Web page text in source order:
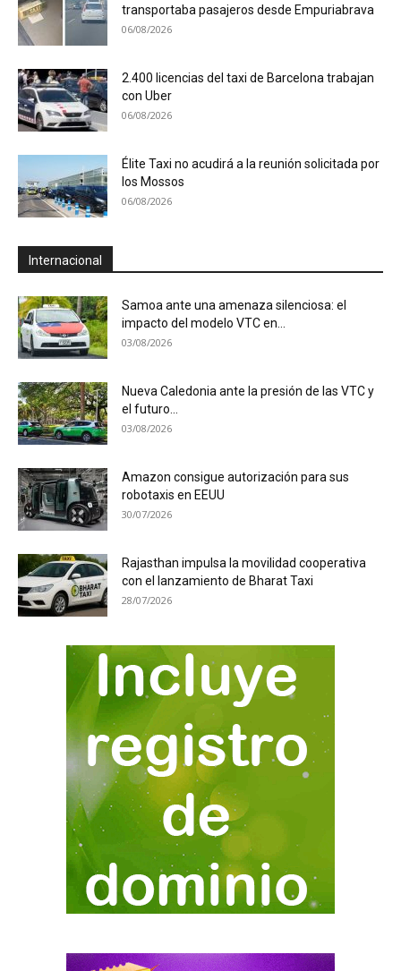
transportaba pasajeros desde Empuriabrava
06/08/2026
2.400 licencias del taxi de Barcelona trabajan
con Uber
06/08/2026
Élite Taxi no acudirá a la reunión solicitada por
los Mossos
06/08/2026
Internacional
Samoa ante una amenaza silenciosa: el
impacto del modelo VTC en...
03/08/2026
Nueva Caledonia ante la presión de las VTC y
el futuro...
03/08/2026
Amazon consigue autorización para sus
robotaxis en EEUU
30/07/2026
Rajasthan impulsa la movilidad cooperativa
con el lanzamiento de Bharat Taxi
28/07/2026